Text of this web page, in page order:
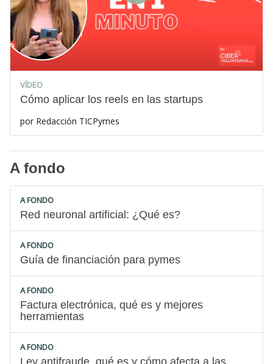
VÍDEO
Cómo aplicar los reels en las startups
por Redacción TICPymes
A fondo
A FONDO
Red neuronal artificial: ¿Qué es?
A FONDO
Guía de financiación para pymes
A FONDO
Factura electrónica, qué es y mejores
herramientas
A FONDO